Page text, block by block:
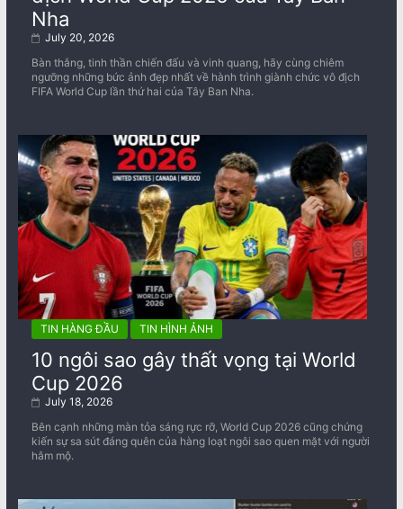
Nha
July 20, 2026
Bàn thắng, tinh thần chiến đấu và vinh quang, hãy cùng chiêm
ngưỡng những bức ảnh đẹp nhất về ​​hành trình giành chức vô địch
FIFA World Cup lần thứ hai của Tây Ban Nha.
TIN HÀNG ĐẦU TIN HÌNH ẢNH
10 ngôi sao gây thất vọng tại World
Cup 2026
July 18, 2026
Bên cạnh những màn tỏa sáng rực rỡ, World Cup 2026 cũng chứng
kiến sự sa sút đáng quên của hàng loạt ngôi sao quen mặt với người
hâm mộ.